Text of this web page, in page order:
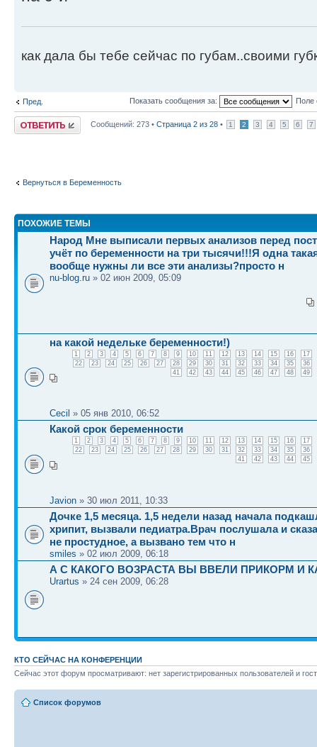
как дала бы тебе сейчас по губам..своими
Пред. Показать сообщения за: Поле
Ответить Сообщений: 273 • Страница 2 из 28 • 1 2 3 4 5 6 7
Вернуться в Беременность
ПОХОЖИЕ ТЕМЫ
Народ Мне выписали первых анализов перед
учёт по беременности на три тысячи!!!Я одна
вообще нужны ли все эти анализы?просто н
nu-blog.ru » 02 июн 2009, 05:09
на какой недельке беременности!)
1 2 3 4 5 6 7 8 9 10 11 12 13 14 15 16
17
22
23 24 25 26 27 28 29 30 31 32 33 34 35
36
41
42 43 44 45 46 47 48 49
Cecil » 05 янв 2010, 06:52
Какой срок беременности
1 2 3 4 5 6 7 8 9 10 11 12 13 14 15 16
17
22
23 24 25 26 27 28 29 30 31 32 33 34 35
36
41
42 43 44 45
Javion » 30 июл 2011, 10:33
Дочке 1,5 месяца. 1,5 недели назад начала
хрипит, вызвали педиатра.Врач послушала и
не простудное, а вызвано тем что н
smiles » 02 июл 2009, 06:18
А С КАКОГО ВОЗРАСТА ВЫ ВВЕЛИ ПРИКОРМ И
Urartus » 24 сен 2009, 06:28
КТО СЕЙЧАС НА КОНФЕРЕНЦИИ
Сейчас этот форум просматривают: нет зарегистрированных пользователей и
Список форумов